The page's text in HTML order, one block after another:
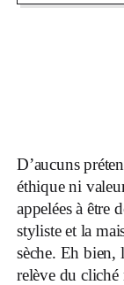
D’aucuns
éthique ni
appelées à être
styliste et la
sèche. Eh bien,
relève du cliché